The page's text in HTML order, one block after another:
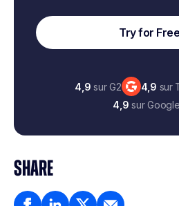
Try for Free
4,9 sur G2 4,9 sur
4,9 sur Google
SHARE